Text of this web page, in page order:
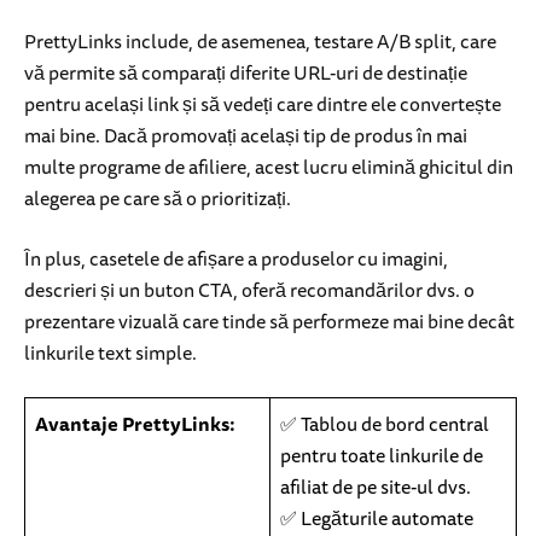
PrettyLinks include, de asemenea, testare A/B split, care
vă permite să comparați diferite URL-uri de destinație
pentru același link și să vedeți care dintre ele convertește
mai bine. Dacă promovați același tip de produs în mai
multe programe de afiliere, acest lucru elimină ghicitul din
alegerea pe care să o prioritizați.
În plus, casetele de afișare a produselor cu imagini,
descrieri și un buton CTA, oferă recomandărilor dvs. o
prezentare vizuală care tinde să performeze mai bine decât
linkurile text simple.
Avantaje PrettyLinks:
✅ Tablou de bord central
pentru toate linkurile de
afiliat de pe site-ul dvs.
✅ Legăturile automate